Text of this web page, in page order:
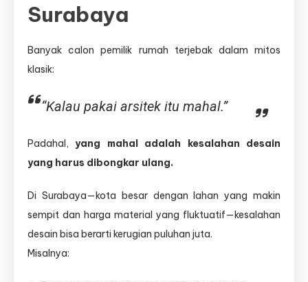
Surabaya
Banyak calon pemilik rumah terjebak dalam mitos
klasik:
“Kalau pakai arsitek itu mahal.”
Padahal, yang mahal adalah kesalahan desain
yang harus dibongkar ulang.
Di Surabaya—kota besar dengan lahan yang makin
sempit dan harga material yang fluktuatif—kesalahan
desain bisa berarti kerugian puluhan juta.
Misalnya: